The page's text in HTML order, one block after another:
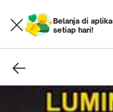
Belanja di
setiap hari!